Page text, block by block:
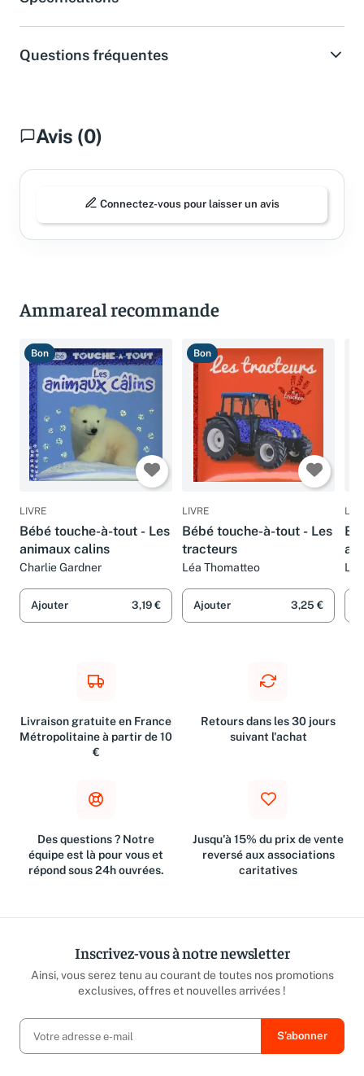
Questions fréquentes
Avis (0)
Connectez-vous pour laisser un avis
Ammareal recommande
Bon
LIVRE
Bébé touche-à-tout - Les
animaux calins
Charlie Gardner
Ajouter 3,19 €
Bon
LIVRE
Bébé touche-à-tout - Les
tracteurs
Léa Thomatteo
Ajouter 3,25 €
Livraison gratuite en France
Métropolitaine à partir de 10
€
Retours dans les 30 jours
suivant l'achat
Des questions ? Notre
équipe est là pour vous et
répond sous 24h ouvrées.
Jusqu'à 15% du prix de vente
reversé aux associations
caritatives
Inscrivez-vous à notre newsletter
Ainsi, vous serez tenu au courant de toutes nos promotions
exclusives, offres et nouvelles arrivées !